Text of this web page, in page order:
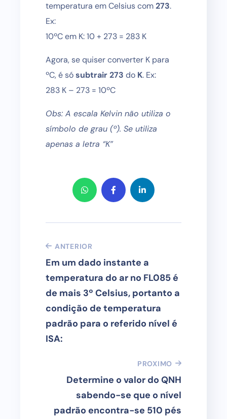
temperatura em Celsius com273.
Ex:
10ºC em K: 10 + 273 = 283 K
Agora, se quiser converter K para
ºC, é sósubtrair 273 do K. Ex:
283 K – 273 = 10ºC
Obs: A escala Kelvin não utiliza o
símbolo de grau (º). Se utiliza
apenas a letra “K”
ANTERIOR
Em um dado instante a
temperatura do ar no FL085 é
de mais 3º Celsius, portanto a
condição de temperatura
padrão para o referido nível é
ISA:
PROXIMO
Determine o valor do QNH
sabendo-se que o nível
padrão encontra-se 510 pés